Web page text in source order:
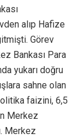
alıp Hafize
Görev
Bankası Para
yukarı doğru
sahne olan
faizini, 6,5
Merkez
Merkez